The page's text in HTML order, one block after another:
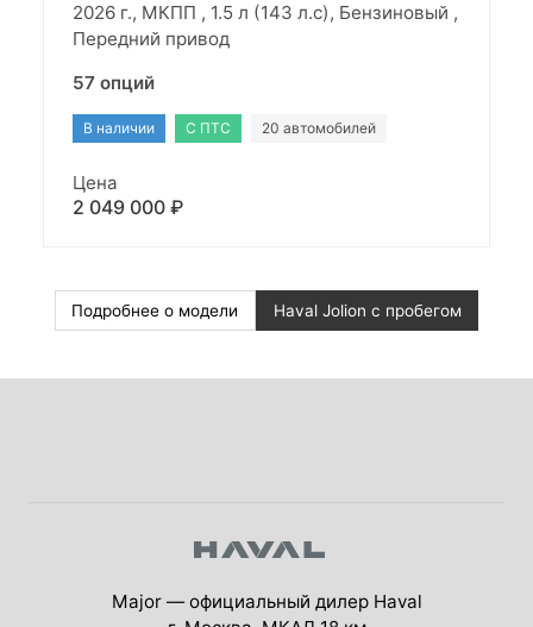
2026 г., МКПП , 1.5 л (143 л.с), Бензиновый ,
Передний привод
57 опций
В наличии С ПТС 20 автомобилей
Цена
2 049 000 ₽
Подробнее о модели Haval Jolion с пробегом
Major — официальный дилер Haval